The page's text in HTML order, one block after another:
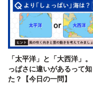
「太平洋」と「大西洋」
っぱさに違いがあるって
た？【今日の一問】